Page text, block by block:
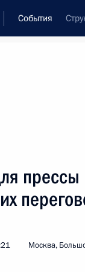
События
Собранию
вопросам
Москва,